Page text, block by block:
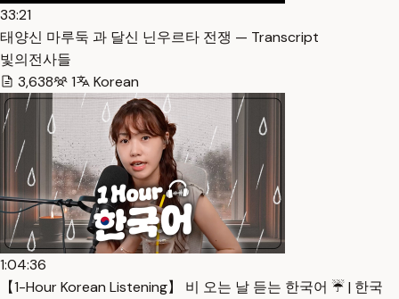
33:21
태양신 마루둑 과 달신 닌우르타 전쟁 — Transcript
빛의전사들
3,638
1 Korean
1:04:36
【1-Hour Korean Listening】 비 오는 날 듣는 한국어 ☔️ | 한국